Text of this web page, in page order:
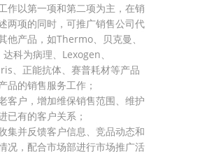
作以第一项和第二项为主，在销
两项的同时，可推广销售公司代
他产品，如Thermo、贝克曼、
达科为病理、Lexogen、
、正能抗体、赛普耗材等产品
品的销售服务工作；
客户，增加维保销售范围、维护
已有的客户关系；
集并反馈客户信息、竞品动态和
况，配合市场部进行市场推广活